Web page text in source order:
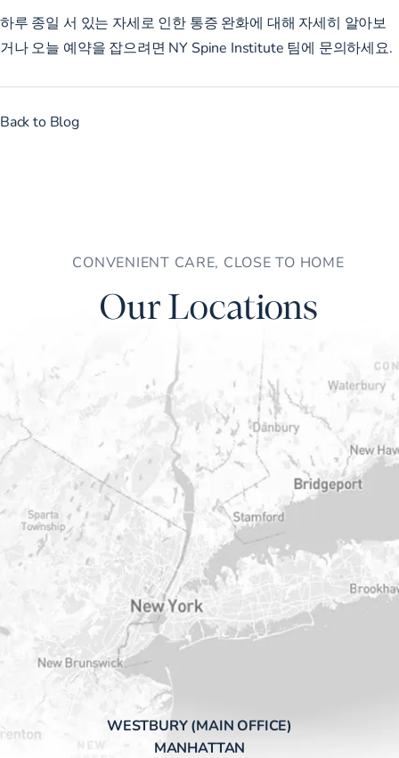
하루 종일 서 있는 자세로 인한 통증 완화에 대해 자세히 알아보
거나 오늘 예약을 잡으려면 NY Spine Institute 팀에 문의하세요.
Back to Blog
CONVENIENT CARE, CLOSE TO HOME
Our Locations
WESTBURY (MAIN OFFICE)
MANHATTAN